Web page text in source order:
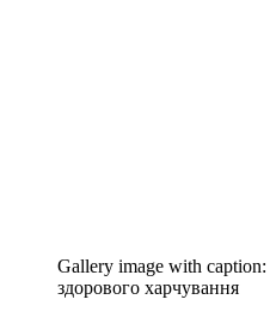
Gallery image with caption:
здорового харчування